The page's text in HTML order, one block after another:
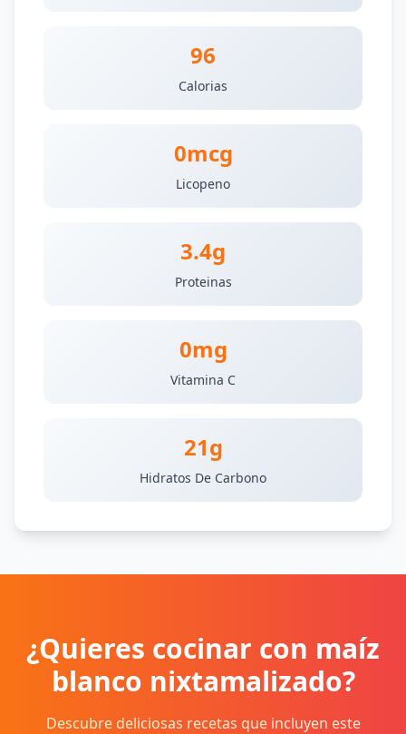
96
Calorias
0mcg
Licopeno
3.4g
Proteinas
0mg
Vitamina C
21g
Hidratos De Carbono
¿Quieres cocinar con maíz
blanco nixtamalizado?
Descubre deliciosas recetas que incluyen este